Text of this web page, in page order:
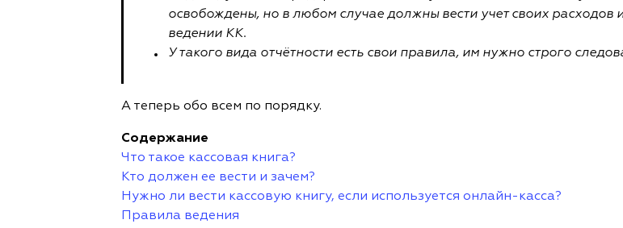
освобождены, но в любом случае должны вести учет своих расходов
ведении КК.
У такого вида отчётности есть свои правила, им нужно строго
А теперь обо всем по порядку.
Содержание
Что такое кассовая книга?
Кто должен ее вести и зачем?
Нужно ли вести кассовую книгу, если используется онлайн-касса?
Правила ведения